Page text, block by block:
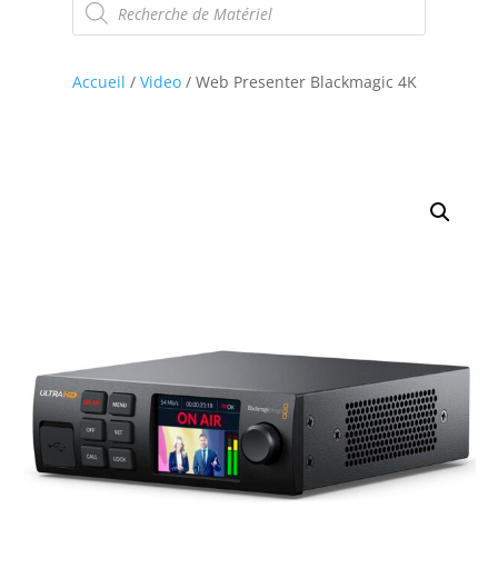
de
produits
Accueil / Video/ Web Presenter Blackmagic 4K